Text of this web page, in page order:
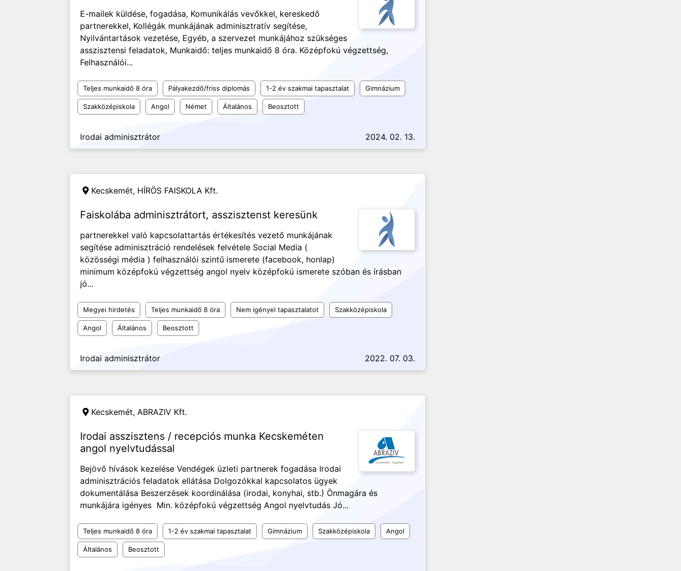
E-mailek küldése, fogadása, Komunikálás vevőkkel, kereskedő
partnerekkel, Kollégák munkájának adminisztratív segítése,
Nyilvántartások vezetése, Egyéb, a szervezet munkájához szükséges
asszisztensi feladatok, Munkaidő: teljes munkaidő 8 óra. Középfokú végzettség,
Felhasználói...
Teljes munkaidő 8 óra Pályakezdő/friss diplomás 1-2 év szakmai tapasztalat Gimnázium
Szakközépiskola Angol Német Általános Beosztott
Irodai adminisztrátor 2024. 02. 13.
Kecskemét, HÍRÖS FAISKOLA Kft.
Faiskolába adminisztrátort, asszisztenst keresünk
partnerekkel való kapcsolattartás értékesítés vezető munkájának
segítése adminisztráció rendelések felvétele Social Media (
közösségi média ) felhasználói szintű ismerete (facebook, honlap)
minimum középfokú végzettség angol nyelv középfokú ismerete szóban és írásban
jó...
Megyei hirdetés Teljes munkaidő 8 óra Nem igényel tapasztalatot Szakközépiskola
Angol Általános Beosztott
Irodai adminisztrátor 2022. 07. 03.
Kecskemét, ABRAZIV Kft.
Irodai asszisztens / recepciós munka Kecskeméten
angol nyelvtudással
Bejövő hívások kezelése Vendégek üzleti partnerek fogadása Irodai
adminisztrációs feladatok ellátása Dolgozókkal kapcsolatos ügyek
dokumentálása Beszerzések koordinálása (irodai, konyhai, stb.) Önmagára és
munkájára igényes Min. középfokú végzettség Angol nyelvtudás Jó...
Teljes munkaidő 8 óra 1-2 év szakmai tapasztalat Gimnázium Szakközépiskola Angol
Általános Beosztott